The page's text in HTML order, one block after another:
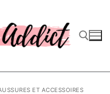
ET ACCESSOIRES